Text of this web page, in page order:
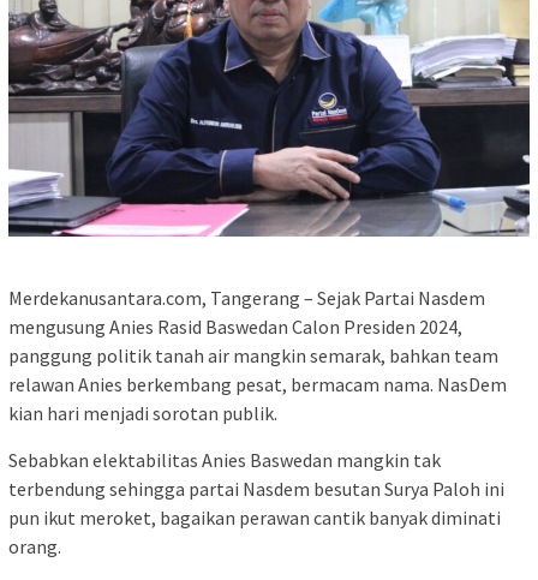
Merdekanusantara.com, Tangerang – Sejak Partai Nasdem
mengusung Anies Rasid Baswedan Calon Presiden 2024,
panggung politik tanah air mangkin semarak, bahkan team
relawan Anies berkembang pesat, bermacam nama. NasDem
kian hari menjadi sorotan publik.
Sebabkan elektabilitas Anies Baswedan mangkin tak
terbendung sehingga partai Nasdem besutan Surya Paloh ini
pun ikut meroket, bagaikan perawan cantik banyak diminati
orang.